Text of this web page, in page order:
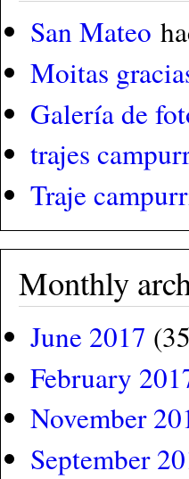
San Mateo
Moitas
Galería de
trajes
Traje
Monthly
June 2017
February
November
September